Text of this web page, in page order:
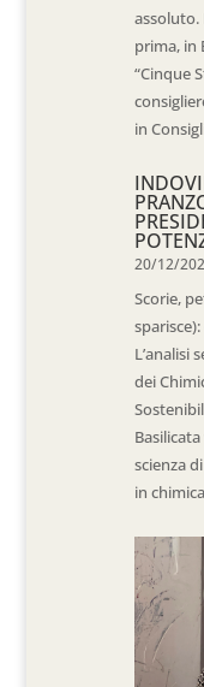
assoluto.
prima, in
“Cinque
in
20/12/
Scorie,
L’analisi
dei
scienza
in